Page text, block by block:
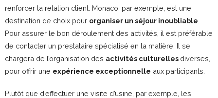
renforcer la relation client. Monaco, par exemple, est une
destination de choix pour organiser un séjour inoubliable
Pour assurer le bon déroulement des activités, il est préférable
de contacter un prestataire spécialisé en la matière. Il se
chargera de l’organisation des activités culturelles diverses,
pour offrir une expérience exceptionnelle aux participants.
Plutôt que d’effectuer une visite d’usine, par exemple, les